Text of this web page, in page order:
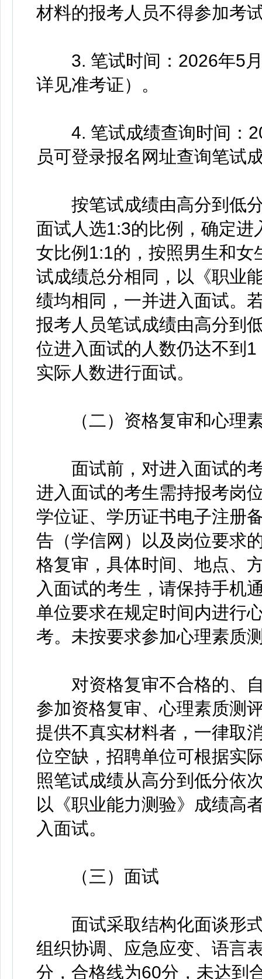
材料的报考人员不得参加考
3. 笔试时间：2026年5月
详见准考证）。
4. 笔试成绩查询时间：
员可登录报名网址查询笔试
按笔试成绩由高分到低分
面试人选1:3的比例，确定
女比例1:1的，按照男生和
试成绩总分相同，以《职业
绩均相同，一并进入面试。
报考人员笔试成绩由高分到
位进入面试的人数仍达不到
实际人数进行面试。
（二）资格复审和心理
面试前，对进入面试的考
进入面试的考生需持报考岗
学位证、学历证书电子注册
告（学信网）以及岗位要求
格复审，具体时间、地点、
入面试的考生，请保持手机
单位要求在规定时间内进行
考。未按要求参加心理素质
对资格复审不合格的、自
参加资格复审、心理素质测
提供不真实材料者，一律取
位空缺，招聘单位可根据实
照笔试成绩从高分到低分依
以《职业能力测验》成绩高
入面试。
（三）面试
面试采取结构化面谈形式
组织协调、应急应变、语言
分，合格线为60分，未达到